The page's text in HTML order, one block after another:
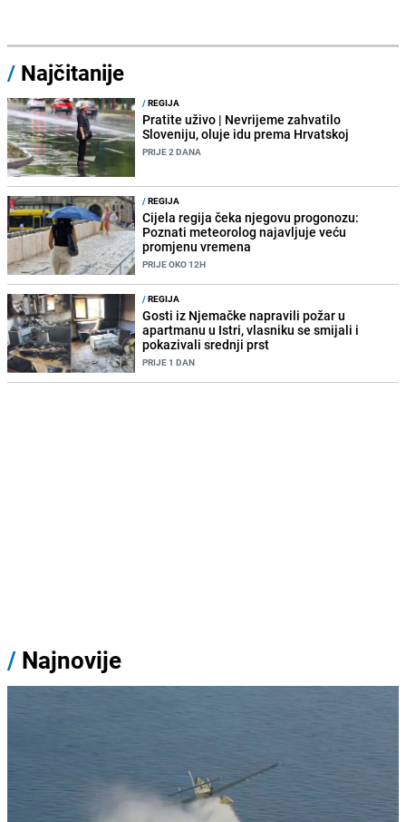
/ Najčitanije
/REGIJA
Pratite uživo | Nevrijeme zahvatilo
Sloveniju, oluje idu prema Hrvatskoj
PRIJE 2 DANA
/REGIJA
Cijela regija čeka njegovu progonozu:
Poznati meteorolog najavljuje veću
promjenu vremena
PRIJE OKO 12H
/REGIJA
Gosti iz Njemačke napravili požar u
apartmanu u Istri, vlasniku se smijali i
pokazivali srednji prst
PRIJE 1 DAN
/ Najnovije